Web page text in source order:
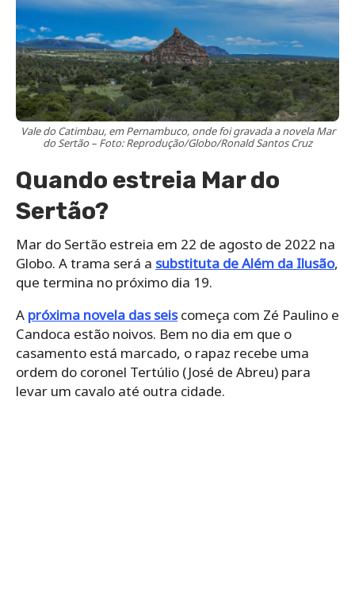
Vale do Catimbau, em Pernambuco, onde foi gravada a novela Mar
do Sertão – Foto: Reprodução/Globo/Ronald Santos Cruz
Quando estreia Mar do
Sertão?
Mar do Sertão estreia em 22 de agosto de 2022 na
Globo. A trama será a substituta de Além da Ilusão,
que termina no próximo dia 19.
A próxima novela das seiscomeça com Zé Paulino e
Candoca estão noivos. Bem no dia em que o
casamento está marcado, o rapaz recebe uma
ordem do coronel Tertúlio (José de Abreu) para
levar um cavalo até outra cidade.